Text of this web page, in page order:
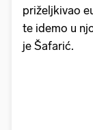
priželjkivao
te idemo u
je Šafarić.